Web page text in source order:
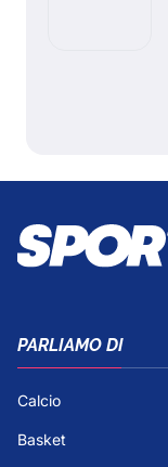
PARLIAMO DI
Calcio
Basket